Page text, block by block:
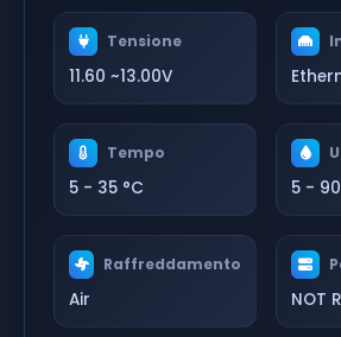
Tensione
11.60 ~13.00V
Tempo
5 - 35 °C 5 -
Raffreddamento
Air NOT